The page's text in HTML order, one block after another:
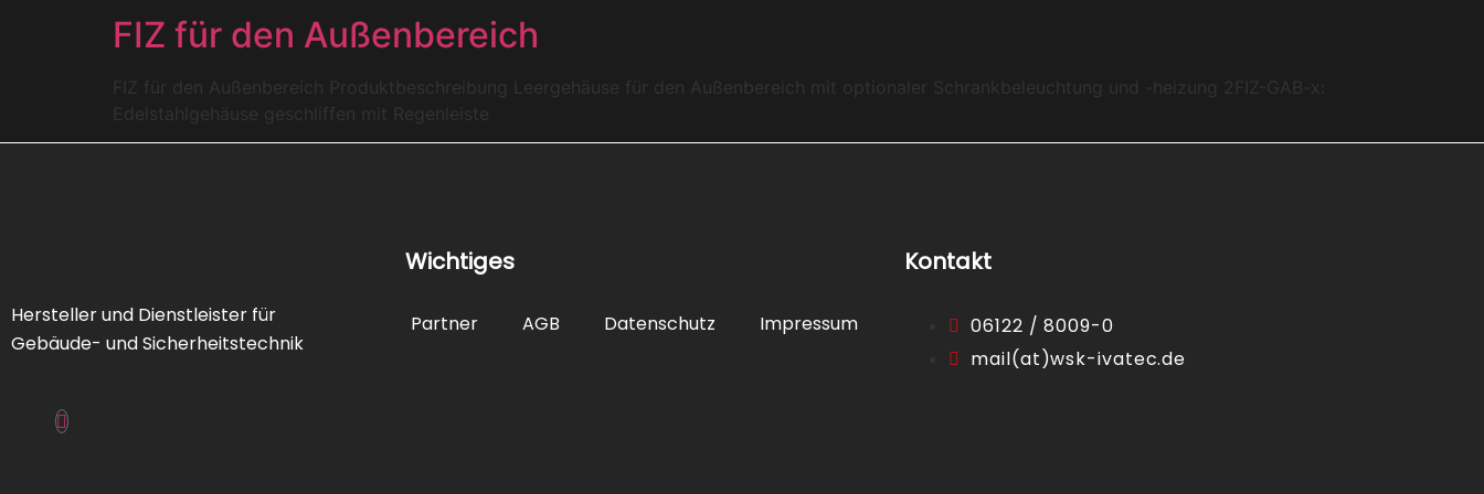
FIZ für den Außenbereich
FIZ für den Außenbereich Produktbeschreibung Leergehäuse für den Außenbereich mit optionaler Schrankbeleuchtung und -heizung 2FIZ-GAB-x:
Edelstahlgehäuse geschliffen mit Regenleiste
Hersteller und Dienstleister für
Gebäude- und Sicherheitstechnik
Wichtiges
Partner AGB Datenschutz Impressum
Kontakt
06122 / 8009-0
mail(at)wsk-ivatec.de